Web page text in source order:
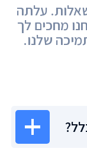
עלתה
מחכים לך
שלנו.